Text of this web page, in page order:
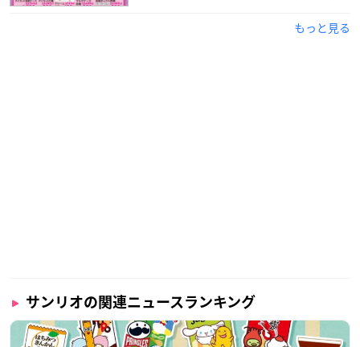
もっと見る
サンリオの関連ニュースランキング